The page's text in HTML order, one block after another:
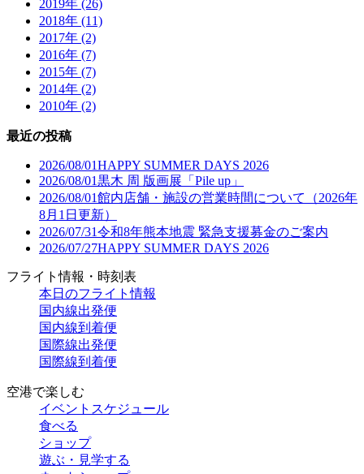
2019年 (26)
2018年 (11)
2017年 (2)
2016年 (7)
2015年 (7)
2014年 (2)
2010年 (2)
最近の投稿
2026/08/01HAPPY SUMMER DAYS 2026
2026/08/01黒木 周 版画展「Pile up」
2026/08/01館内店舗・施設の営業時間について（2026年
8月1日更新）
2026/07/31令和8年熊本地震 緊急支援募金のご案内
2026/07/27HAPPY SUMMER DAYS 2026
フライト情報・時刻表
本日のフライト情報
国内線出発便
国内線到着便
国際線出発便
国際線到着便
空港で楽しむ
イベントスケジュール
食べる
ショップ
遊ぶ・見学する